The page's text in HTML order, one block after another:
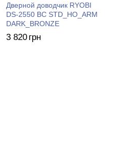
Дверной доводчик RYOBI
DS-2550 BC STD_HO_ARM
DARK_BRONZE
3 820 грн